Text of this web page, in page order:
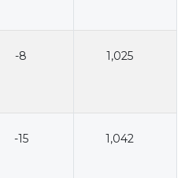
-8 1,025
-15 1,042